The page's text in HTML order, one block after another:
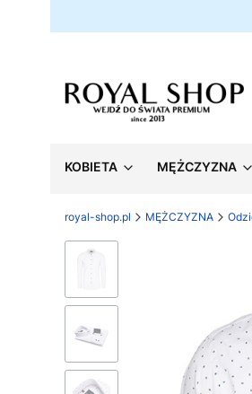
KOBIETA MĘŻCZYZNA
royal-shop.pl MĘŻCZYZNA